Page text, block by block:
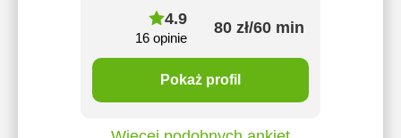
4.9
16 opinie
80 zł/60 min
Pokaż profil